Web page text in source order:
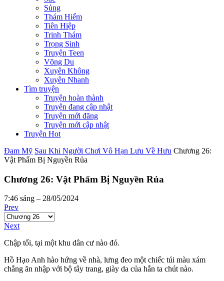
Sủng
Thám Hiểm
Tiên Hiệp
Trinh Thám
Trọng Sinh
Truyện Teen
Võng Du
Xuyên Không
Xuyên Nhanh
Tìm truyện
Truyện hoàn thành
Truyện đang cập nhật
Truyện mới đăng
Truyện mới cập nhật
Truyện Hot
Đam Mỹ Sau Khi Người Chơi Vô Hạn Lưu Về Hưu Chương 26:
Vật Phẩm Bị Nguyền Rủa
Chương 26: Vật Phẩm Bị Nguyền Rủa
7:46 sáng – 28/05/2024
Prev
Next
Chập tối, tại một khu dân cư nào đó.
Hồ Hạo Anh hào hứng về nhà, lưng đeo một chiếc túi màu xám
chẳng ăn nhập với bộ tây trang, giày da của hắn ta chút nào.